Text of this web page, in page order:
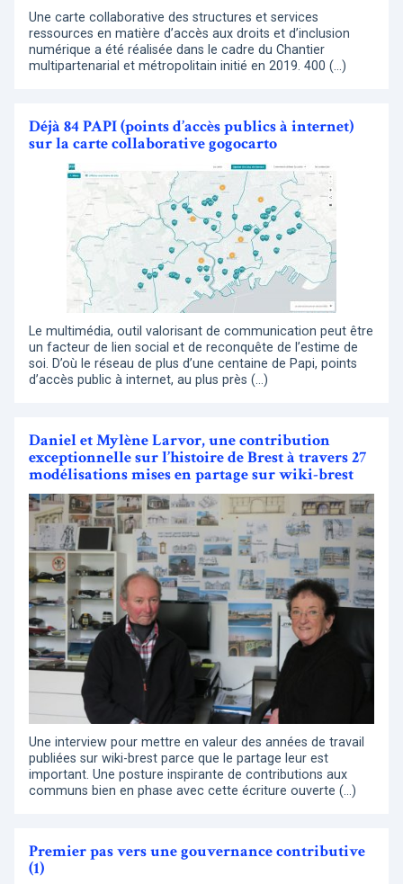
Une carte collaborative des structures et services
ressources en matière d’accès aux droits et d’inclusion
numérique a été réalisée dans le cadre du Chantier
multipartenarial et métropolitain initié en 2019. 400 (…)
Déjà 84 PAPI (points d’accès publics à internet)
sur la carte collaborative gogocarto
Le multimédia, outil valorisant de communication peut être
un facteur de lien social et de reconquête de l’estime de
soi. D’où le réseau de plus d’une centaine de Papi, points
d’accès public à internet, au plus près (…)
Daniel et Mylène Larvor, une contribution
exceptionnelle sur l’histoire de Brest à travers 27
modélisations mises en partage sur wiki-brest
Une interview pour mettre en valeur des années de travail
publiées sur wiki-brest parce que le partage leur est
important. Une posture inspirante de contributions aux
communs bien en phase avec cette écriture ouverte (…)
Premier pas vers une gouvernance contributive
(1)